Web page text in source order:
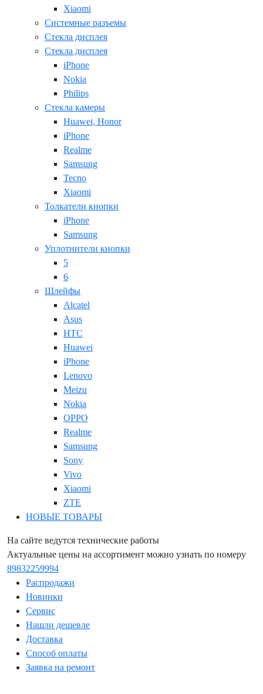
Xiaomi
Системные разъемы
Стекла дисплея
Стекла дисплея
iPhone
Nokia
Philips
Стекла камеры
Huawei, Honor
iPhone
Realme
Samsung
Tecno
Xiaomi
Толкатели кнопки
iPhone
Samsung
Уплотнители кнопки
5
6
Шлейфы
Alcatel
Asus
HTC
Huawei
iPhone
Lenovo
Meizu
Nokia
OPPO
Realme
Samsung
Sony
Vivo
Xiaomi
ZTE
НОВЫЕ ТОВАРЫ
На сайте ведутся технические работы
Актуальные цены на ассортимент можно узнать по номеру
89832259994
Распродажи
Новинки
Сервис
Нашли дешевле
Доставка
Способ оплаты
Заявка на ремонт